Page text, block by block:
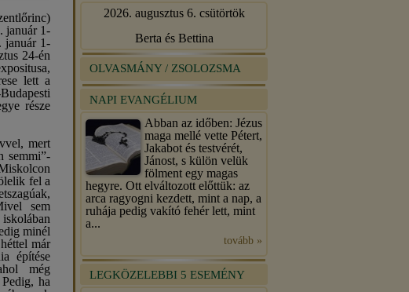
január 1-
január 1-
24-én
lett a
része
mert
semmi”-
fel a
sem
minél
már
építése
még
ha
2026. augusztus 6. csütörtök
Berta és Bettina
OLVASMÁNY / ZSOLOZSMA
NAPI EVANGÉLIUM
Abban az időben: Jézus
maga mellé vette Pétert,
Jakabot és testvérét,
Jánost, s külön velük
fölment egy magas
hegyre. Ott elváltozott előttük: az
arca ragyogni kezdett, mint a nap, a
ruhája pedig vakító fehér lett, mint
a...
tovább »
LEGKÖZELEBBI 5 ESEMÉNY